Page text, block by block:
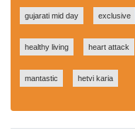
gujarati mid day exclusive
healthy living heart attack
mantastic hetvi karia